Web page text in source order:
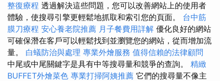
整復療程 透過解決這些問題，您可以改善網站上的使用者
體驗，使搜尋引擎更輕鬆地抓取和索引您的頁面。 台中筋
膜刀療程 安心養老院推薦 月子餐費用詳解 優化良好的網站
可確保潛在客戶可以輕鬆找到並瀏覽您的網站，從而增加流
量。 白蟻防治與處理 專業外燴服務 值得信賴的法律顧問
中尾或中尾關鍵字是具有中等搜尋量和競爭的查詢。 精緻
BUFFET外燴菜色 專業打掃阿姨推薦 它們的搜尋量不像主